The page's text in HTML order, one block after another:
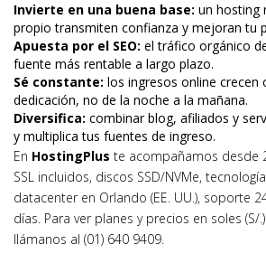
Invierte en una buena base: un hosting
propio transmiten confianza y mejoran tu
Apuesta por el SEO: el tráfico orgánico
fuente más rentable a largo plazo.
Sé constante: los ingresos online crecen
dedicación, no de la noche a la mañana.
Diversifica: combinar blog, afiliados y
y multiplica tus fuentes de ingreso.
En HostingPlus te acompañamos desde
SSL incluidos, discos SSD/NVMe,
datacenter en Orlando (EE. UU.), soporte
días. Para ver planes y precios en soles (S/
llámanos al (01) 640 9409.